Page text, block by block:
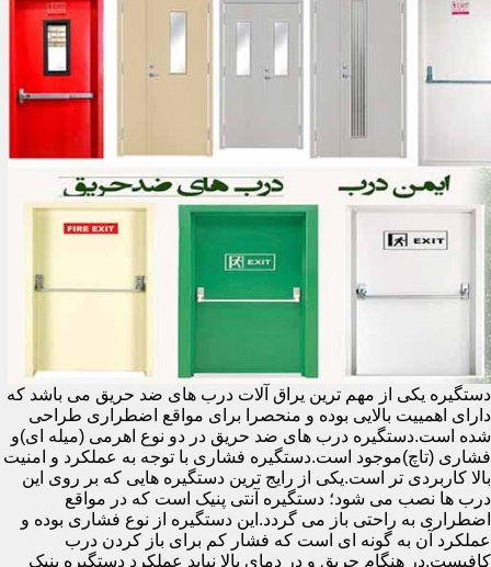
دستگیره یکی از مهم ترین یراق آلات درب های ضد حریق می باشد که
دارای اهمییت بالایی بوده و منحصرا برای مواقع اضطراری طراحی
شده است.دستگیره درب های ضد حریق در دو نوع اهرمی (میله ای)و
فشاری (تاچ)موجود است.دستگیره فشاری با توجه به عملکرد و امنیت
بالا کاربردی تر است.یکی از رایج ترین دستگیره هایی که بر روی این
درب ها نصب می شود؛ دستگیره آنتی پنیک است که در مواقع
اضطراری به راحتی باز می گردد.این دستگیره از نوع فشاری بوده و
عملکرد آن به گونه ای است که فشار کم برای باز کردن درب
کافیست.در هنگام حریق و در دمای بالا نباید عملکرد دستگیره پنیک